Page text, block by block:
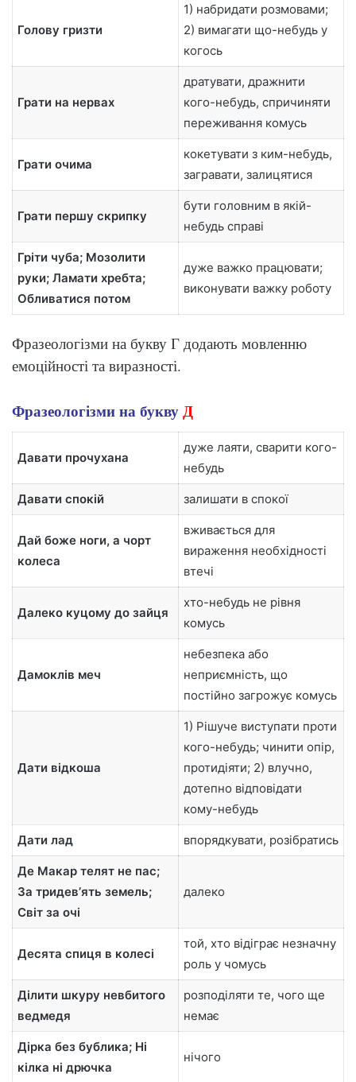
Голову гризти
1) набридати розмовами;
2) вимагати що-небудь у
когось
Грати на нервах
дратувати, дражнити
кого-небудь, спричиняти
переживання комусь
Грати очима
кокетувати з ким-небудь,
загравати, залицятися
Грати першу скрипку
бути головним в якій-
небудь справі
Гріти чуба; Мозолити
руки; Ламати хребта;
Обливатися потом
дуже важко працювати;
виконувати важку роботу
Фразеологізми на букву Г додають мовленню
емоційності та виразності.
Фразеологізми на буквуД
Давати прочухана
дуже лаяти, сварити кого-
небудь
Давати спокій залишати в спокої
Дай боже ноги, а чорт
колеса
вживається для
вираження необхідності
втечі
Далеко куцому до зайця
хто-небудь не рівня
комусь
Дамоклів меч
небезпека або
неприємність, що
постійно загрожує комусь
Дати відкоша
1) Рішуче виступати проти
кого-небудь; чинити опір,
протидіяти; 2) влучно,
дотепно відповідати
кому-небудь
Дати лад впорядкувати, розібратись
Де Макар телят не пас;
За тридевʼять земель;
Світ за очі
далеко
Десята спиця в колесі
той, хто відіграє незначну
роль у чомусь
Ділити шкуру невбитого
ведмедя
розподіляти те, чого ще
немає
Дірка без бублика; Ні
кілка ні дрючка
нічого